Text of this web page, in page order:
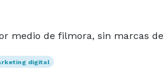
medio de filmora, sin marcas
digital